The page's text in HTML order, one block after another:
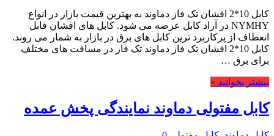
کابل 10*2 افشان تک فاز دماوند به بهترین قیمت بازار در انواع
NYMHY در آراد کابل عرضه می شود. کابل های افشان قابل
انعطاف از پرکاربرد ترین کابل های برق در بازار به شمار می روند.
کابل 10*2 افشان تک فاز دماوند تک فاز در مسافت های مختلف
برای برق …
بیشتر بخوانید »
کابل مفتولی دماوند نمایندگی پخش عمده